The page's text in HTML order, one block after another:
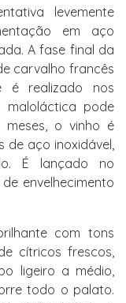
levemente
em aço
A fase final da
carvalho francês
é realizado nos
maloláctica pode
meses, o vinho é
de aço inoxidável,
É lançado no
envelhecimento
com tons
cítricos frescos,
ligeiro a médio,
todo o palato.